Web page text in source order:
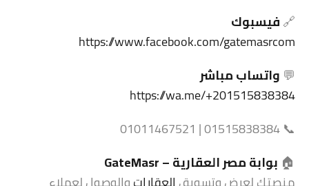
🔗فيسبوك
https://www.facebook.com/gatemasrcom
💬 واتساب مباشر
https://wa.me/+201515838384
📞 01515838384 | 01011467521
🏠 بوابة مصر العقارية –GateMasr